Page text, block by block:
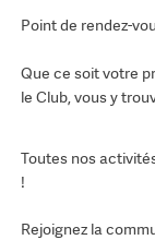
Point de rendez-
Que ce soit votre
le Club, vous y
Toutes nos
!
Rejoignez la